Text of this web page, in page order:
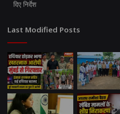
दिए निर्देश
Last Modified Posts